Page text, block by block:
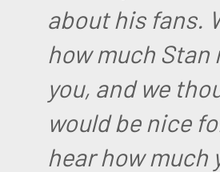
about his fans.
how much Stan
you, and we
would be nice
hear how much